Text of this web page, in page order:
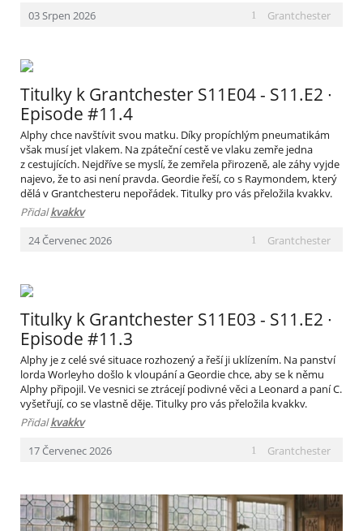
03 Srpen 2026 1 Grantchester
24 Červenec2026
Titulky k Grantchester S11E04 - S11.E2 ∙
Episode #11.4
Alphy chce navštívit svou matku. Díky propíchlým pneumatikám
však musí jet vlakem. Na zpáteční cestě ve vlaku zemře jedna
z cestujících. Nejdříve se myslí, že zemřela přirozeně, ale záhy vyjde
najevo, že to asi není pravda. Geordie řeší, co s Raymondem, který
dělá v Grantchesteru nepořádek. Titulky pro vás přeložila kvakkv.
Přidalkvakkv
1 Grantchester
17 Červenec2026
Titulky k Grantchester S11E03 - S11.E2 ∙
Episode #11.3
Alphy je z celé své situace rozhozený a řeší ji uklízením. Na panství
lorda Worleyho došlo k vloupání a Geordie chce, aby se k němu
Alphy připojil. Ve vesnici se ztrácejí podivné věci a Leonard a paní C.
vyšetřují, co se vlastně děje. Titulky pro vás přeložila kvakkv.
Přidalkvakkv
1 Grantchester